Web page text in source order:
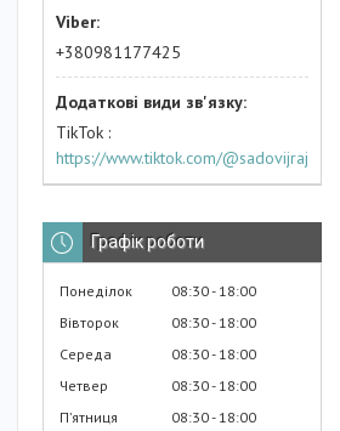
+380981177425
TikTok
https://www.tiktok.com/@sadovijraj
Графік роботи
Понеділок 08:30 18:00
Вівторок
08:30 18:00
Середа
08:30 18:00
Четвер
08:30 18:00
Пʼятниця
08:30 18:00